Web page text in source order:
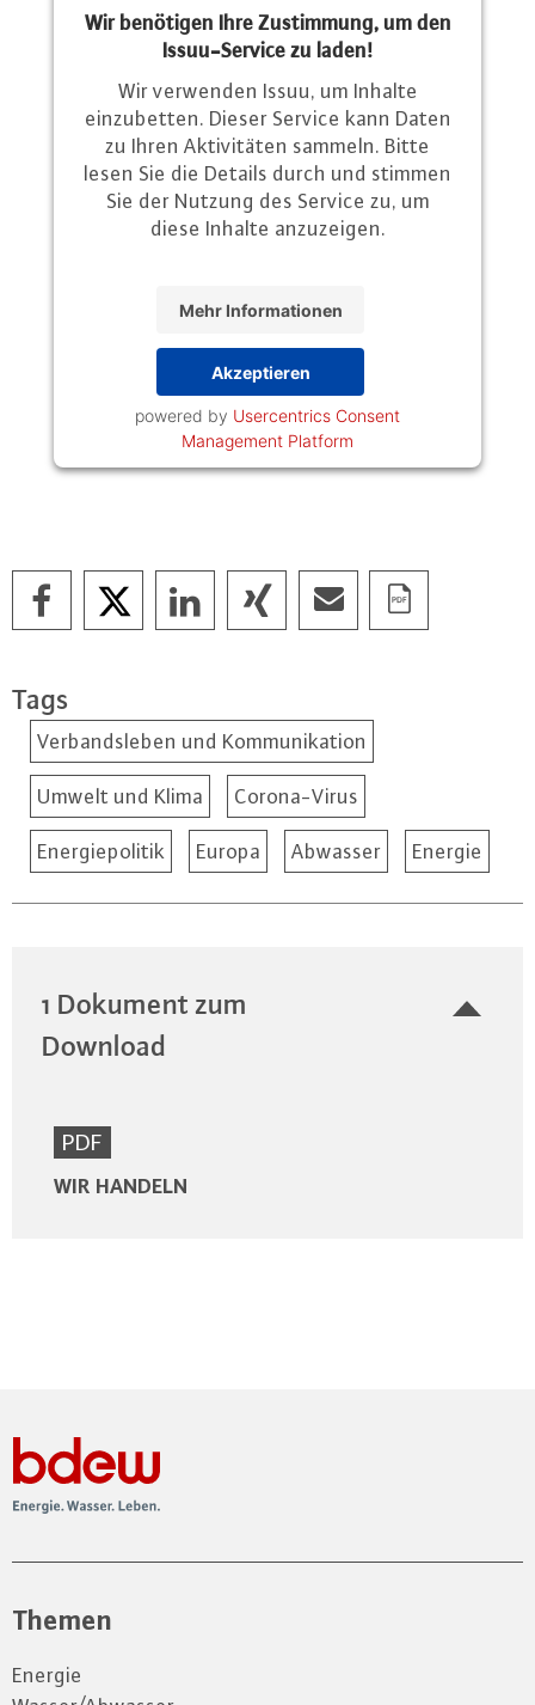
Wir benötigen Ihre Zustimmung, um den
Issuu-Service zu laden!
Wir verwenden Issuu, um Inhalte
einzubetten. Dieser Service kann Daten
zu Ihren Aktivitäten sammeln. Bitte
lesen Sie die Details durch und stimmen
Sie der Nutzung des Service zu, um
diese Inhalte anzuzeigen.
Mehr Informationen
Akzeptieren
powered by Usercentrics Consent
Management Platform
Tags
Verbandsleben und Kommunikation
Umwelt und Klima Corona-Virus
Energiepolitik Europa Abwasser Energie
1 Dokument zum
Download
PDF
WIR HANDELN
Themen
Energie